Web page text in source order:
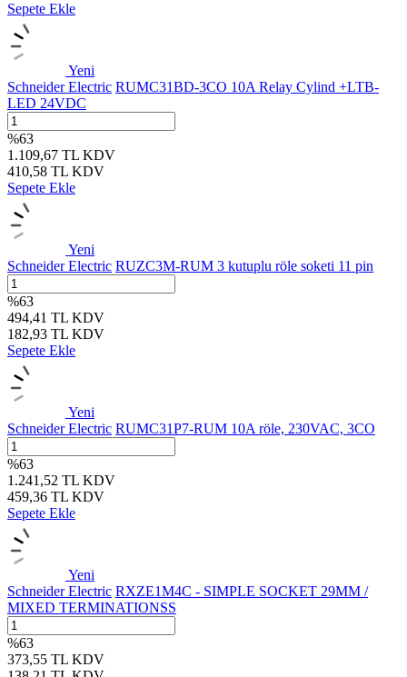
Sepete Ekle
Yeni
Schneider Electric RUMC31BD-3CO 10A Relay Cylind +LTB-
LED 24VDC
%63
1.109,67 TL KDV
410,58 TL KDV
Sepete Ekle
Yeni
Schneider Electric RUZC3M-RUM 3 kutuplu röle soketi 11 pin
%63
494,41 TL KDV
182,93 TL KDV
Sepete Ekle
Yeni
Schneider Electric RUMC31P7-RUM 10A röle, 230VAC, 3CO
%63
1.241,52 TL KDV
459,36 TL KDV
Sepete Ekle
Yeni
Schneider Electric RXZE1M4C - SIMPLE SOCKET 29MM /
MIXED TERMINATIONSS
%63
373,55 TL KDV